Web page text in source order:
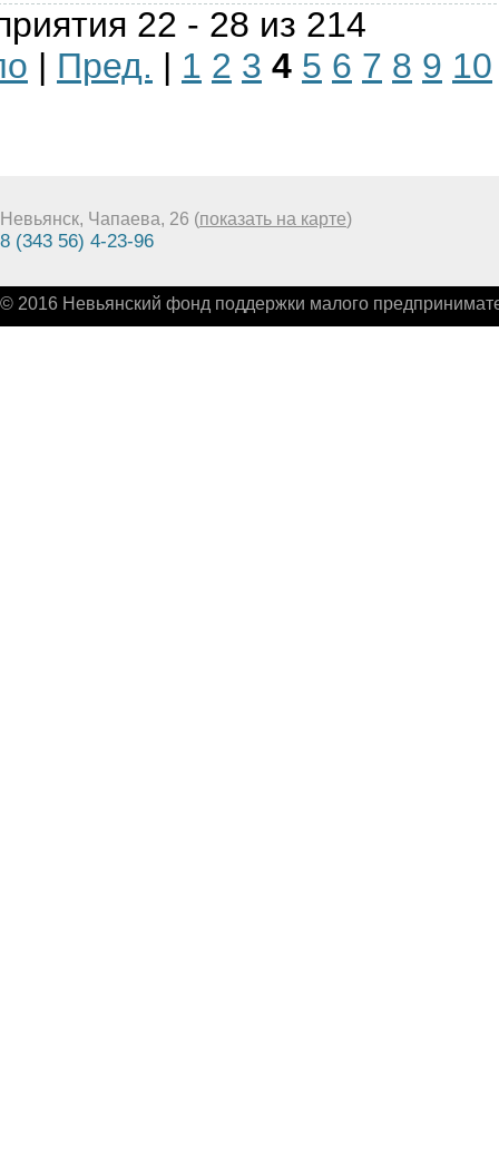
22 - 28 из 214
| Пред. | 1 2 3 4 5 6 7 8 9 10
Невьянск, Чапаева, 26 (показать на карте)
8 (343 56) 4-23-96
© 2016 Невьянский фонд поддержки малого